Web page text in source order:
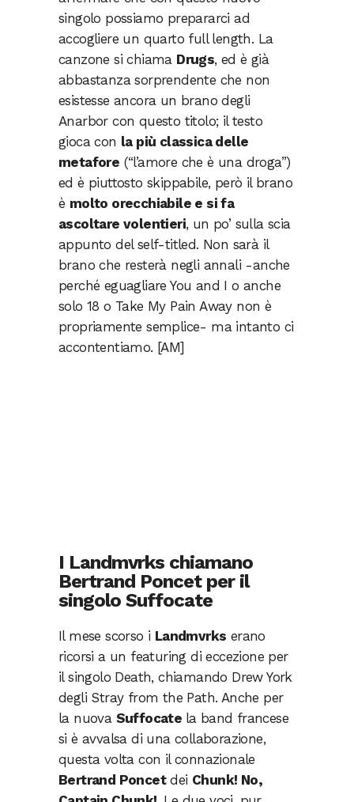
singolo possiamo prepararci ad
accogliere un quarto full length. La
canzone si chiama Drugs, ed è già
abbastanza sorprendente che non
esistesse ancora un brano degli
Anarbor con questo titolo; il testo
gioca con la più classica delle
metafore (“l’amore che è una droga”)
ed è piuttosto skippabile, però il brano
è molto orecchiabile e si fa
ascoltare volentieri, un po’ sulla scia
appunto del self-titled. Non sarà il
brano che resterà negli annali -anche
perché eguagliare You and I o anche
solo 18 o Take My Pain Away non è
propriamente semplice- ma intanto ci
accontentiamo. [AM]
I Landmvrks chiamano
Bertrand Poncet per il
singolo Suffocate
Il mese scorso i Landmvrks erano
ricorsi a un featuring di eccezione per
il singolo Death, chiamando Drew York
degli Stray from the Path. Anche per
la nuova Suffocate la band francese
si è avvalsa di una collaborazione,
questa volta con il connazionale
Bertrand Poncetdei Chunk! No,